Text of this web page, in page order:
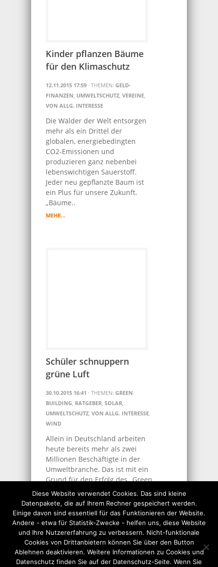
Kinder pflanzen Bäume
für den Klimaschutz
12.11.2015 17:59 · THEMEN: GELD-
FINANZEN, UMWELTSCHUTZ, VEREINE,
VON ALLG. INTERESSE
Die Wälder der Welt entsorgen
mehr als ein Drittel der
globalen, energiebedingten
CO2-Emissionen und
produzieren ganz nebenbei
lebenswichtigen Sauerstoff.
Jeder neu gepflanzte Baum ist
ein Plus für unsere Zukunft.
„Bäume..
MEHR…
Schüler schnuppern
grüne Luft
30.10.2015 16:41 · THEMEN: GREEN
BUILDING, RATGEBER, SOLAR,
UMWELTSCHUTZ, VON ALLG. INTERESSE,
WIND
Allein in Deutschland arbeiten
heute bereits mehr als zwei
Millionen Beschäftigte in der
Umweltbranche. Das ist mit ein
Grund für den Erfolg des „Green
Day“. Auch in diesem Jahr
können..
MEHR…
RSS-News
abonnieren
Diese Website verwendet Cookies. Das sind kleine
Datenpakete, die auf Ihrem Rechner gespeichert werden.
Einige davon sind essentiell für das Funktionieren der Website.
Andere - etwa für Statistik-Zwecke - helfen uns, diese Website
und Ihre Nutzererfahrung zu verbessern. Nicht-funktionale
Cookies von Drittanbietern können Sie über den Button
Ablehnen deaktivieren. Weitere Informationen zu Cookies und
Datenschutz finden Sie auf der Datenschutz-Seite. Wenn Sie